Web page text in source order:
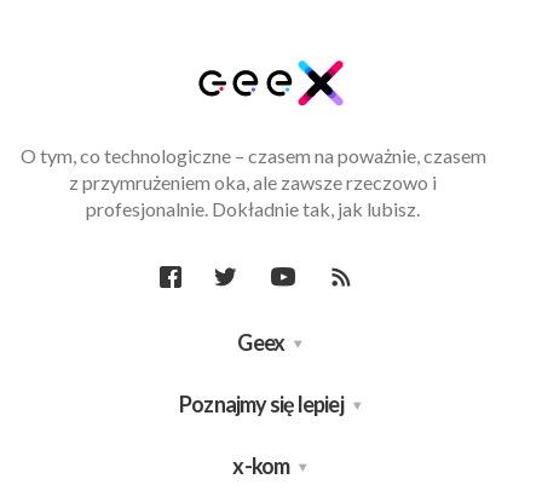
O tym, co technologiczne – czasem na poważnie, czasem
z przymrużeniem oka, ale zawsze rzeczowo i
profesjonalnie. Dokładnie tak, jak lubisz.
Geex
Poznajmy się lepiej
x-kom